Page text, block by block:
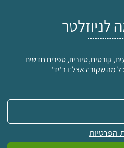
לניוזלטר
קורסים, סיורים, ספרים חדשים
מה שקורה אצלנו ב'יד'
הפרטיות